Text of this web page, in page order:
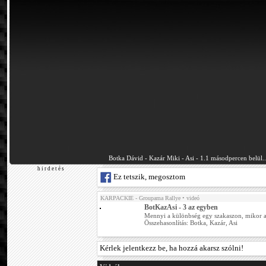
Botka Dávid - Kazár Miki - Asi - 1.1 másodpercen
h i r d e t é s
Ez tetszik, megosztom
KARPACKIE - Groupama Rallye • videó
BotKazAsi - 3 az egyben
Mennyi a különbség egy szakaszon, mikor
Összehasonlítás: Botka, Kazár, Asi
Kérlek jelentkezz be, ha hozzá akarsz szólni!